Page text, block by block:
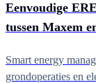
Eenvoudige
tussen Maxem
Smart energy
grondoperaties en